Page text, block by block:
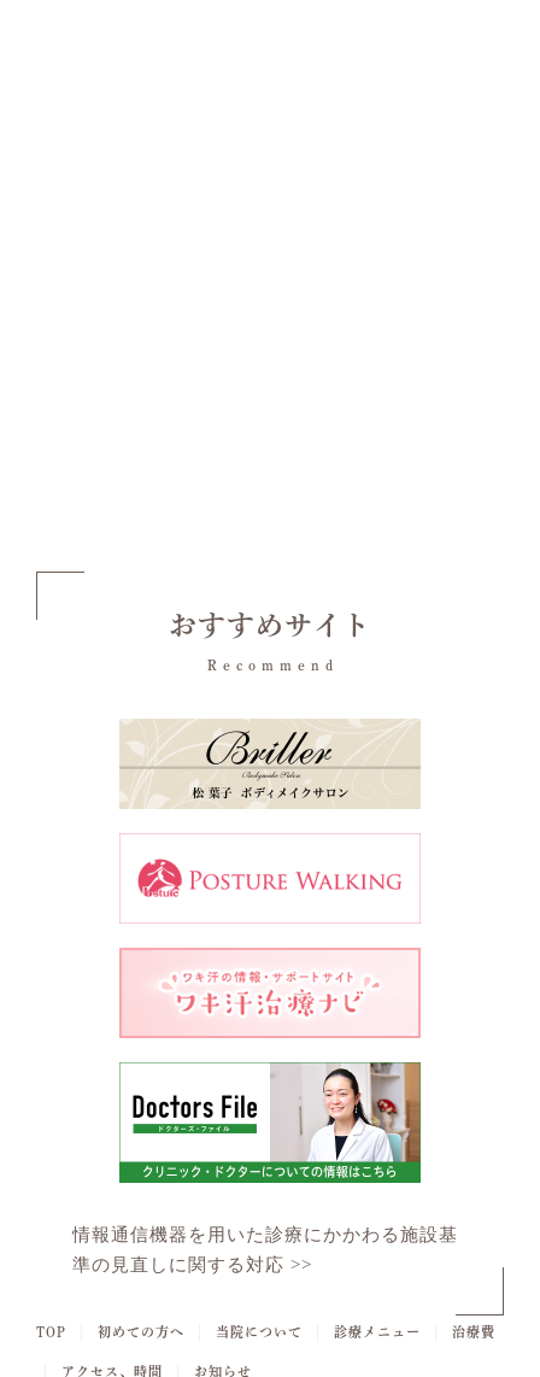
おすすめサイト
Recommend
情報通信機器を用いた診療にかかわる施設基
準の見直しに関する対応 >>
TOP 初めての方へ 当院について 診療メニュー 治療費
アクセス、時間 お知らせ